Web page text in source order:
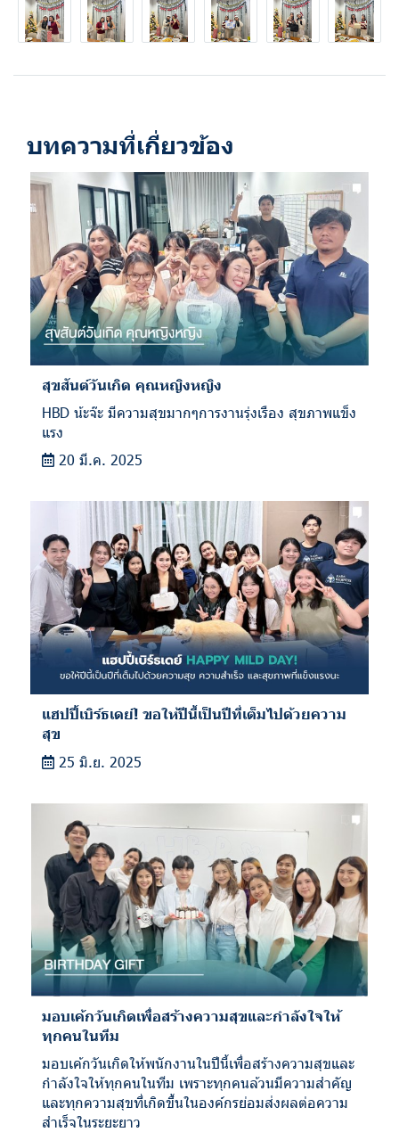
บทความที่เกี่ยวข้อง
สุขสันต์วันเกิด คุณหญิงหญิง
HBD น้ะจ๊ะ มีความสุขมากๆการงานรุ่งเรือง สุขภาพแข็ง
แรง
20 มี.ค. 2025
แฮปปี้เบิร์ธเดย์! ขอให้ปีนี้เป็นปีที่เต็มไปด้วยความ
สุข
25 มิ.ย. 2025
มอบเค้กวันเกิดเพื่อสร้างความสุขและกำลังใจให้
ทุกคนในทีม
มอบเค้กวันเกิดให้พนักงานในปีนี้เพื่อสร้างความสุขและ
กำลังใจให้ทุกคนในทีม เพราะทุกคนล้วนมีความสำคัญ
และทุกความสุขที่เกิดขึ้นในองค์กรย่อมส่งผลต่อความ
สำเร็จในระยะยาว